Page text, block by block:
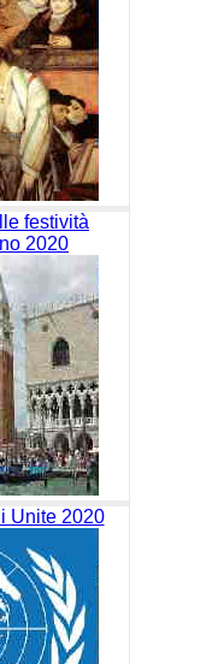
festività
2020
Unite 2020